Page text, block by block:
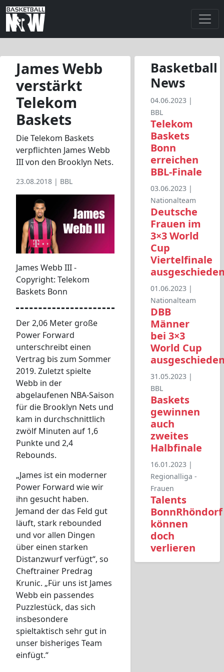
James Webb
verstärkt
Telekom
Baskets
Die Telekom Baskets
verpflichten James Webb
III von den Brooklyn Nets.
23.08.2018 | BBL
James Webb III -
Copyright: Telekom
Baskets Bonn
Der 2,06 Meter große
Power Forward
unterschreibt einen
Vertrag bis zum Sommer
2019. Zuletzt spielte
Webb in der
abgelaufenen NBA-Saison
für die Brooklyn Nets und
kam in durchschnittlich
zwölf Minuten auf 1,6
Punkte und 2,4
Rebounds.
„James ist ein moderner
Power Forward wie wir
ihn gesucht haben.
Jemand der das Feld gut
läuft, stark rebounded
und vor allen Dingen
über einen starken
Distanzwurf verfügt“, so
Cheftrainer Predrag
Krunic. „Für uns ist James
Webb ein passendes
Puzzlestück, das sich
insbesondere
spieltaktisch sehr gut in
unser bisheriges Team
einfügt.“
Basketball
News
04.06.2023 |
BBL
Telekom
Baskets
Bonn
erreichen
BBL-Finale
03.06.2023 |
Nationalteam
Deutsche
Frauen im
3×3 World
Cup
Viertelfinale
01.06.2023 |
Nationalteam
DBB
Männer
bei 3×3
World Cup
31.05.2023 |
BBL
Baskets
gewinnen
auch
zweites
Halbfinale
16.01.2023 |
Regionalliga -
Frauen
Talents
BonnRhöndorf
können
doch
verlieren